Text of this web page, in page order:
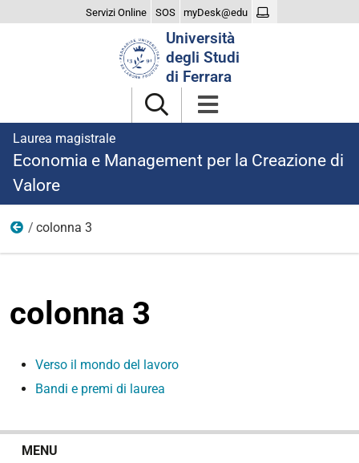
Servizi Online SOS myDesk@edu
Università
degli Studi
di Ferrara
Laurea magistrale
Economia e Management per la Creazione di
Valore
dopo laurea
colonna 3
colonna 3
Verso il mondo del lavoro
Bandi e premi di laurea
MENU